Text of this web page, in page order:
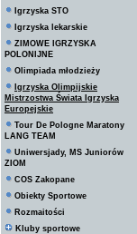
Igrzyska STO
Igrzyska lekarskie
ZIMOWE IGRZYSKA
POLONIJNE
Olimpiada młodzieży
Igrzyska Olimpijskie
Mistrzostwa Świata Igrzyska
Europejskie
Tour De Pologne Maratony
LANG TEAM
Uniwersjady, MS Juniorów
ZIOM
COS Zakopane
Obiekty Sportowe
Rozmaitości
Kluby sportowe